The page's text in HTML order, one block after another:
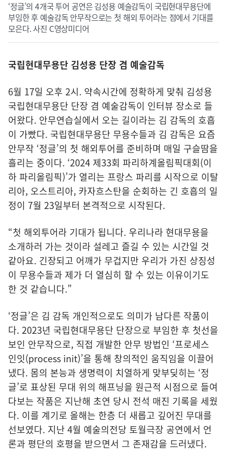
‘정글’의 4개국 투어 공연은 김성용 예술감독이 국립현대무용단에
부임한 후 예술감독 안무작으로는 첫 해외 투어라는 점에서 기대를
모은다. 사진 C영상미디어
국립현대무용단 김성용 단장 겸 예술감독
6월 17일 오후 2시. 약속시간에 정확하게 맞춰 김성용
국립현대무용단 단장 겸 예술감독이 인터뷰 장소로 들
어왔다. 안무연습실에서 오는 길이라는 김 감독의 호흡
이 가빴다. 국립현대무용단 무용수들과 김 감독은 요즘
안무작 ‘정글’의 첫 해외투어를 준비하며 매일 구슬땀을
흘리는 중이다. ‘2024 제33회 파리하계올림픽대회(이
하 파리올림픽)’가 열리는 프랑스 파리를 시작으로 이탈
리아, 오스트리아, 카자흐스탄을 순회하는 긴 호흡의 일
정이 7월 23일부터 본격적으로 시작된다.
“첫 해외투어라 기대가 됩니다. 우리나라 현대무용을
소개하러 가는 것이라 설레고 즐길 수 있는 시간일 것
같아요. 긴장되고 어깨가 무겁지만 우리가 가진 상징성
이 무용수들과 제가 더 열심히 할 수 있는 이유이기도
한 것 같습니다.”
‘정글’은 김 감독 개인적으로도 의미가 남다른 작품이
다. 2023년 국립현대무용단 단장으로 부임한 후 첫선을
보인 안무작으로, 직접 개발한 안무 방법인 ‘프로세스
인잇(process init)’을 통해 창의적인 움직임을 이끌어
냈다. 몸의 본능과 생명력이 치열하게 맞부딪히는 ‘정
글’로 표상된 무대 위의 해프닝을 원근적 시점으로 들여
다보는 작품은 지난해 초연 당시 전석 매진 기록을 세웠
다. 이를 계기로 올해는 한층 더 새롭고 깊어진 무대를
선보였다. 지난 4월 예술의전당 토월극장 공연에서 언
론과 평단의 호평을 받으면서 그 존재감을 드러냈다.